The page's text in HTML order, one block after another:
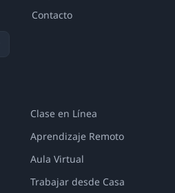
Contacto
Clase en Línea
Aprendizaje Remoto
Aula Virtual
Trabajar desde Casa